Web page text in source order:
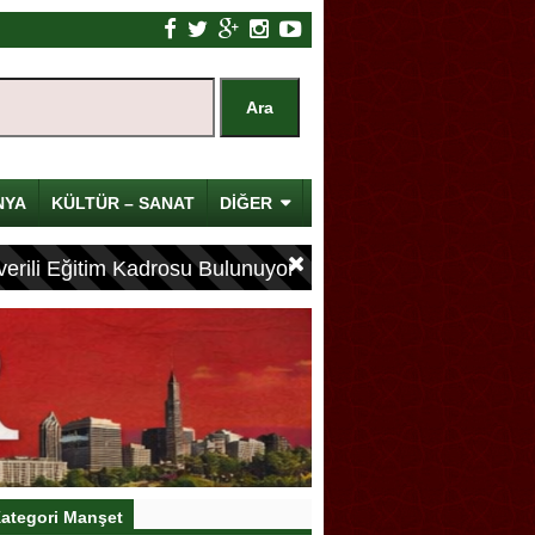
KÜLTÜR – SANAT DİĞER
Eğitim Kadrosu Bulunuyor
Manşet